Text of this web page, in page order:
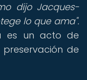
dijo Jacques-
lo que ama".
es un acto de
de